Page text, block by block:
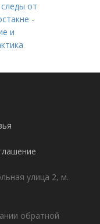
от
-
и
улица 2, м.
обратной